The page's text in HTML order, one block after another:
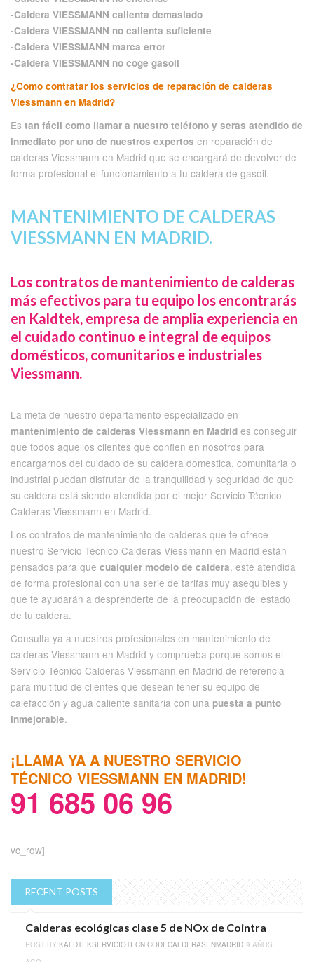
-Caldera VIESSMANN calienta demasiado
-Caldera VIESSMANN no calienta suficiente
-Caldera VIESSMANN marca error
-Caldera VIESSMANN no coge gasoil
¿Como contratar los servicios de reparación de calderas
Viessmann en Madrid?
Es tan fácil como llamar a nuestro teléfono y seras atendido de
inmediato por uno de nuestros expertos en reparación de
calderas Viessmann en Madrid que se encargará de devolver de
forma profesional el funcionamiento a tu caldera de gasoil.
MANTENIMIENTO DE CALDERAS
VIESSMANN EN MADRID.
Los contratos de mantenimiento de calderas
más efectivos para tu equipo los encontrarás
en Kaldtek, empresa de amplia experiencia en
el cuidado continuo e integral de equipos
domésticos, comunitarios e industriales
Viessmann.
La meta de nuestro departamento especializado en
mantenimiento de calderas Viessmann en Madrid es conseguir
que todos aquellos clientes que confien en nosotros para
encargarnos del cuidado de su caldera domestica, comunitaria o
industrial puedan disfrutar de la tranquilidad y seguridad de que
su caldera está siendo atendida por el mejor Servicio Técnico
Calderas Viessmann en Madrid.
Los contratos de mantenimiento de calderas que te ofrece
nuestro Servicio Técnico Calderas Viessmann en Madrid están
pensados para que cualquier modelo de caldera, esté atendida
de forma profesional con una serie de tarifas muy asequibles y
que te ayudarán a desprenderte de la preocupación del estado
de tu caldera.
Consulta ya a nuestros profesionales en mantenimiento de
calderas Viessmann en Madrid y comprueba porque somos el
Servicio Técnico Calderas Viessmann en Madrid de referencia
para multitud de clientes que desean tener su equipo de
calefacción y agua caliente sanitaria con una puesta a punto
inmejorable.
¡LLAMA YA A NUESTRO SERVICIO
TÉCNICO VIESSMANN EN MADRID!
91 685 06 96
vc_row]
RECENT POSTS
Calderas ecológicas clase 5 de NOx de Cointra
POST BY KALDTEKSERVICIOTECNICODECALDERASENMADRID 9 AÑOS